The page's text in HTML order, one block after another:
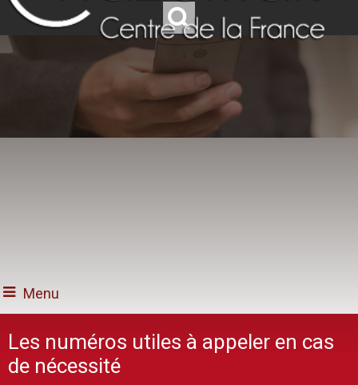
Menu
Les numéros utiles à appeler en cas
de nécessité